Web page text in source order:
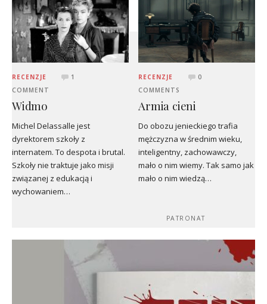
RECENZJE
1
COMMENT
Widmo
Michel Delassalle jest
dyrektorem szkoły z
internatem. To despota i brutal.
Szkoły nie traktuje jako misji
związanej z edukacją i
wychowaniem…
RECENZJE
0
COMMENTS
Armia cieni
Do obozu jenieckiego trafia
mężczyzna w średnim wieku,
inteligentny, zachowawczy,
mało o nim wiemy. Tak samo jak
mało o nim wiedzą…
PATRONAT